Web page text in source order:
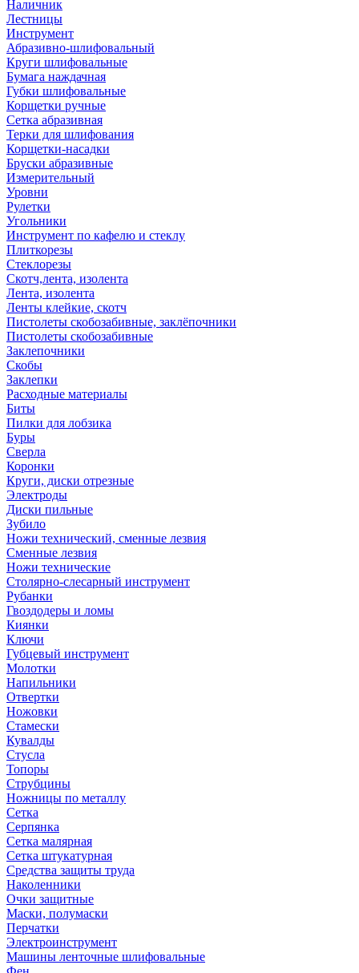
Наличник
Лестницы
Инструмент
Абразивно-шлифовальный
Круги шлифовальные
Бумага наждачная
Губки шлифовальные
Корщетки ручные
Сетка абразивная
Терки для шлифования
Корщетки-насадки
Бруски абразивные
Измерительный
Уровни
Рулетки
Угольники
Инструмент по кафелю и стеклу
Плиткорезы
Стеклорезы
Скотч,лента, изолента
Лента, изолента
Ленты клейкие, скотч
Пистолеты скобозабивные, заклёпочники
Пистолеты скобозабивные
Заклепочники
Скобы
Заклепки
Расходные материалы
Биты
Пилки для лобзика
Буры
Сверла
Коронки
Круги, диски отрезные
Электроды
Диски пильные
Зубило
Ножи технический, сменные лезвия
Сменные лезвия
Ножи технические
Столярно-слесарный инструмент
Рубанки
Гвоздодеры и ломы
Киянки
Ключи
Губцевый инструмент
Молотки
Напильники
Отвертки
Ножовки
Стамески
Кувалды
Стусла
Топоры
Струбцины
Ножницы по металлу
Сетка
Серпянка
Сетка малярная
Сетка штукатурная
Средства защиты труда
Наколенники
Очки защитные
Маски, полумаски
Перчатки
Электроинструмент
Машины ленточные шлифовальные